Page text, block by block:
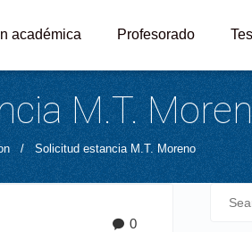
académica Profesorado
M.T.
/ Solicitud estancia M.T. Moreno
0